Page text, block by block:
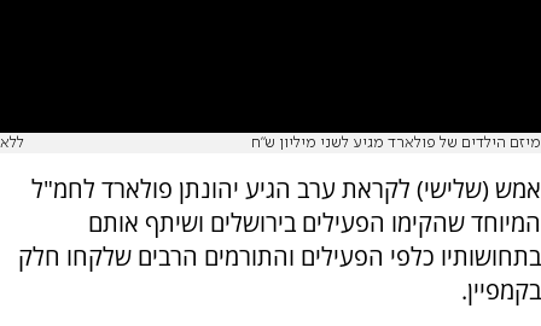
מיזם הילדים של פולארד מגיע לשני מיליון ש"ח ללא
אמש (שלישי) לקראת ערב הגיע יהונתן פולארד לחמ"ל
המיוחד שהקימו הפעילים בירושלים ושיתף אותם
בתחושותיו כלפי הפעילים והתורמים הרבים שלקחו חלק
בקמפיין.